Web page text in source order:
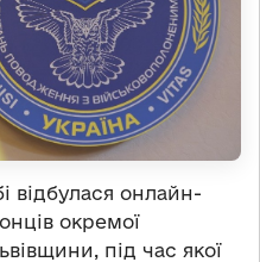
відбулася онлайн-
окремої
під час якої